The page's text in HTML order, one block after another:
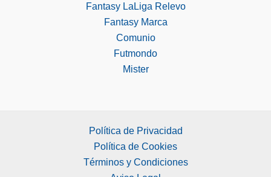
Fantasy LaLiga Relevo
Fantasy Marca
Comunio
Futmondo
Mister
Política de Privacidad
Política de Cookies
Términos y Condiciones